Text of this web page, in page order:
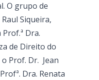
O grupo de
Siqueira,
Dra.
de Direito do
Prof. Dr. Jean
Dra. Renata